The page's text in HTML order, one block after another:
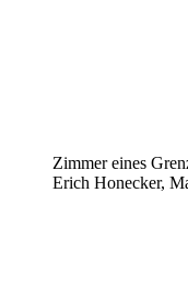
Zimmer eines
Erich Honecker,